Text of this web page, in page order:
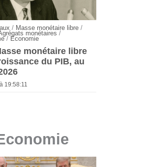
/ Masse monétaire libre/
monétaires /
/ Economie
monétaire libre
du PIB, au
19:58:11